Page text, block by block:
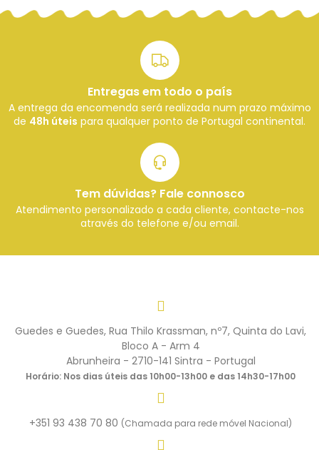
Entregas em todo o país
A entrega da encomenda será realizada num prazo máximo
de 48h úteis para qualquer ponto de Portugal continental.
Tem dúvidas? Fale connosco
Atendimento personalizado a cada cliente, contacte-nos
através do telefone e/ou email.
Guedes e Guedes, Rua Thilo Krassman, nº7, Quinta do Lavi,
Bloco A - Arm 4
Abrunheira - 2710-141 Sintra - Portugal
Horário: Nos dias úteis das 10h00-13h00 e das 14h30-17h00
+351 93 438 70 80 (Chamada para rede móvel Nacional)